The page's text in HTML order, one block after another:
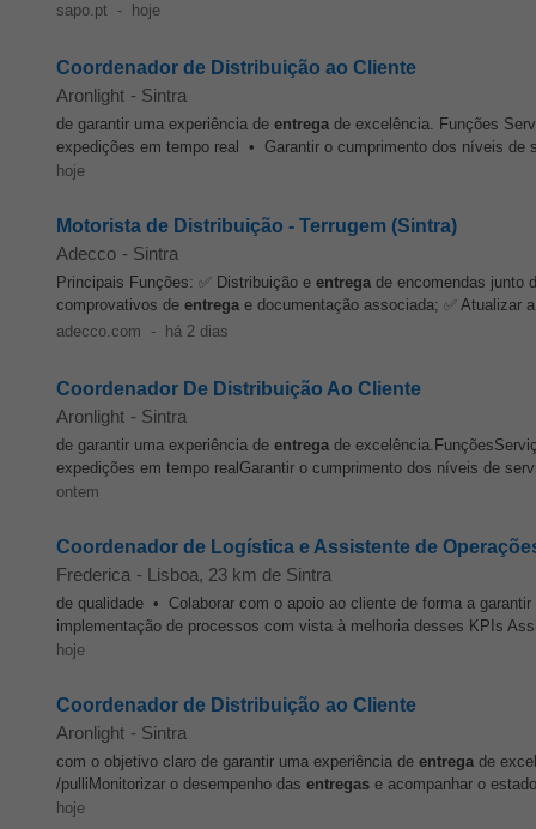
sapo.pt - hoje
Coordenador de Distribuição ao Cliente
Aronlight - Sintra
de garantir uma experiência de entrega de excelência. Funções
expedições em tempo real • Garantir o cumprimento dos níveis de
hoje
Motorista de Distribuição - Terrugem (Sintra)
Adecco - Sintra
Principais Funções: ✅ Distribuição e entrega de encomendas junto
comprovativos de entrega e documentação associada; ✅ Atualizar
adecco.com - há 2 dias
Coordenador De Distribuição Ao Cliente
Aronlight - Sintra
de garantir uma experiência de entrega de
expedições em tempo realGarantir o cumprimento dos níveis de
ontem
Coordenador de Logística e Assistente de
Frederica - Lisboa, 23 km de Sintra
de qualidade • Colaborar com o apoio ao cliente de forma a
implementação de processos com vista à melhoria desses KPIs
hoje
Coordenador de Distribuição ao Cliente
Aronlight - Sintra
com o objetivo claro de garantir uma experiência de entrega de
/pulliMonitorizar o desempenho das entregas e acompanhar o
hoje